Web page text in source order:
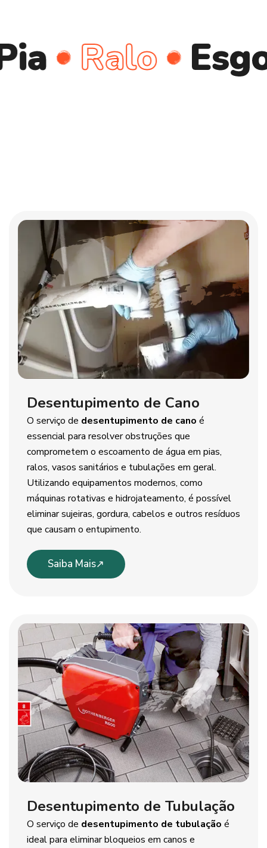
Esgoto
Desentupimento de Cano
O serviço de desentupimento de cano é
essencial para resolver obstruções que
comprometem o escoamento de água em pias,
ralos, vasos sanitários e tubulações em geral.
Utilizando equipamentos modernos, como
máquinas rotativas e hidrojateamento, é possível
eliminar sujeiras, gordura, cabelos e outros resíduos
que causam o entupimento.
Saiba Mais
Desentupimento de Tubulação
O serviço de desentupimento de tubulação é
ideal para eliminar bloqueios em canos e